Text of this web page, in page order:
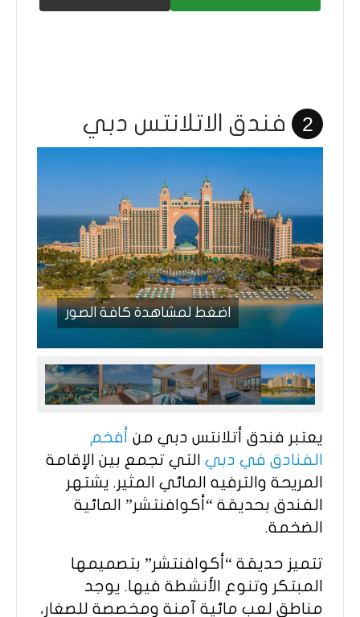
2 فندق الاتلانتس دبي
اضغط لمشاهدة كافة الصور
يعتبر فندق أتلانتس دبي من أفخم
الفنادق في دبي التي تجمع بين الإقامة
المريحة والترفيه المائي المثير. يشتهر
الفندق بحديقة “أكوافنتشر” المائية
الضخمة.
تتميز حديقة “أكوافنتشر” بتصميمها
المبتكر وتنوع الأنشطة فيها. يوجد
مناطق لعب مائية آمنة ومخصصة للصغار،